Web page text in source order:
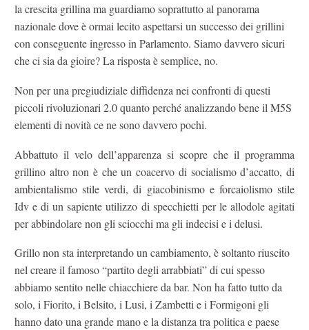
la crescita grillina ma guardiamo soprattutto al panorama
nazionale dove è ormai lecito aspettarsi un successo dei grillini
con conseguente ingresso in Parlamento. Siamo davvero sicuri
che ci sia da gioire? La risposta è semplice, no.
Non per una pregiudiziale diffidenza nei confronti di questi
piccoli rivoluzionari 2.0 quanto perché analizzando bene il M5S
elementi di novità ce ne sono davvero pochi.
Abbattuto il velo dell’apparenza si scopre che il programma
grillino altro non è che un coacervo di socialismo d’accatto, di
ambientalismo stile verdi, di giacobinismo e forcaiolismo stile
Idv e di un sapiente utilizzo di specchietti per le allodole agitati
per abbindolare non gli sciocchi ma gli indecisi e i delusi.
Grillo non sta interpretando un cambiamento, è soltanto riuscito
nel creare il famoso “partito degli arrabbiati” di cui spesso
abbiamo sentito nelle chiacchiere da bar. Non ha fatto tutto da
solo, i Fiorito, i Belsito, i Lusi, i Zambetti e i Formigoni gli
hanno dato una grande mano e la distanza tra politica e paese